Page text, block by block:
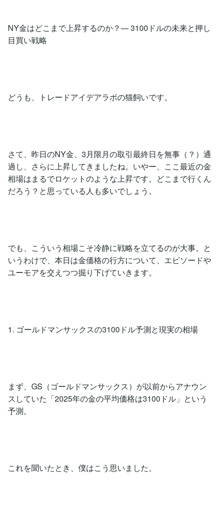
NY金はどこまで上昇するのか？— 3100ドルの未来と押し
目買い戦略
どうも、トレードアイデアラボの猫飼いです。
さて、昨日のNY金、3月限月の取引最終日を無事（？）通
過し、さらに上昇してきましたね。いやー、ここ最近の金
相場はまるでロケットのような上昇です。どこまで行くん
だろう？と思っている人も多いでしょう。
でも、こういう相場こそ冷静に戦略を立てるのが大事。と
いうわけで、本日は金価格の行方について、エピソードや
ユーモアを交えつつ掘り下げていきます。
1. ゴールドマンサックスの3100ドル予測と現実の相場
まず、GS（ゴールドマンサックス）が以前からアナウン
スしていた「2025年の金の平均価格は3100ドル」という
予測。
これを聞いたとき、僕はこう思いました。